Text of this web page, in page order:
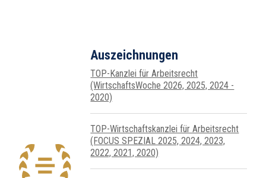
Auszeichnungen
TOP-Kanzlei für Arbeitsrecht
(WirtschaftsWoche 2026, 2025, 2024 -
2020)
TOP-Wirtschafts­kanzlei für Arbeits­recht
(FOCUS SPEZIAL 2025, 2024, 2023,
2022, 2021, 2020)